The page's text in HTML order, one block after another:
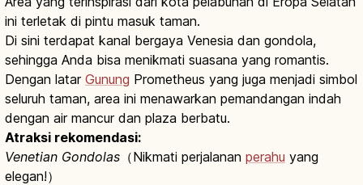
ini terletak di pintu masuk taman.
Di sini terdapat kanal bergaya Venesia dan gondola,
sehingga Anda bisa menikmati suasana yang romantis.
Dengan latar Gunung Prometheus yang juga menjadi simbol
seluruh taman, area ini menawarkan pemandangan indah
dengan air mancur dan plaza berbatu.
Atraksi rekomendasi:
Venetian Gondolas （Nikmati perjalanan perahu yang
elegan!）